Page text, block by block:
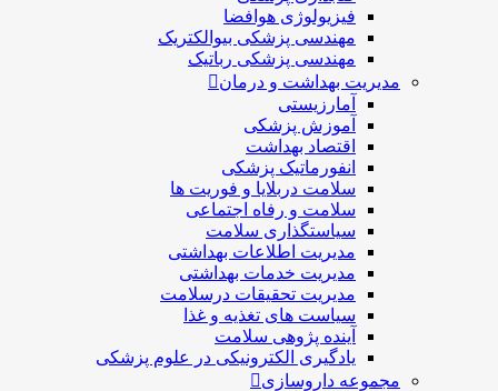
فیزیولوژی هوافضا
مهندسی پزشکی بیوالکتریک
مهندسی پزشکی رباتیک
مدیریت بهداشت و درمان
آمارزیستی
آموزش پزشکی
اقتصاد بهداشت
انفورماتیک پزشکی
سلامت دربلايا و فوريت ها
سلامت و رفاه اجتماعی
سیاستگذاری سلامت
مدیریت اطلاعات بهداشتی
مدیریت خدمات بهداشتی
مدیریت تحقیقات درسلامت
سیاست های تغذیه و غذا
آینده پژوهی سلامت
یادگیری الکترونیکی در علوم پزشکی
مجموعه داروسازی